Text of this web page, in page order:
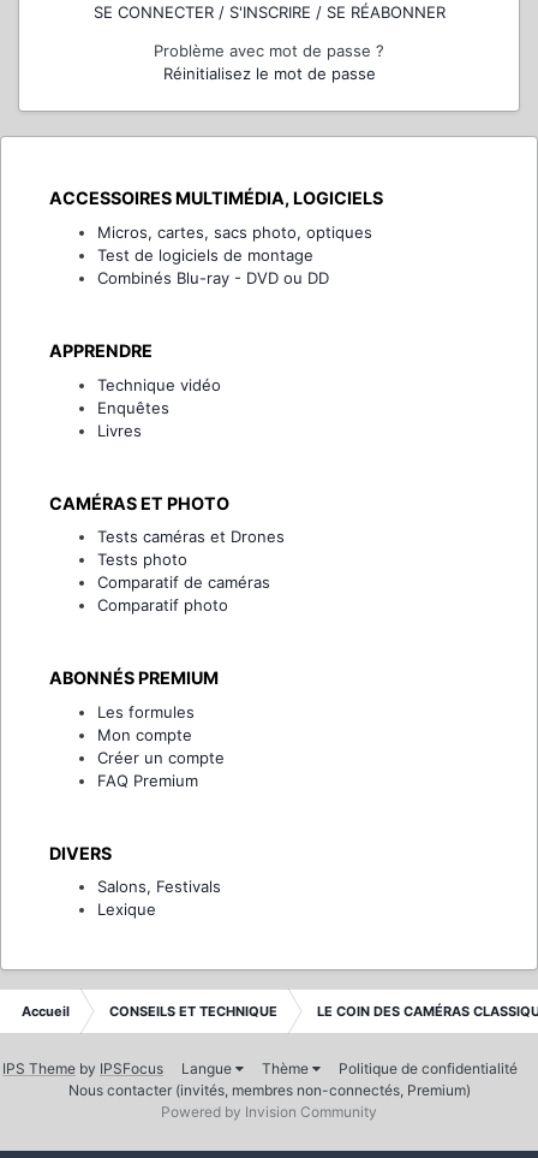
SE CONNECTER / S'INSCRIRE / SE RÉABONNER
Problème avec mot de passe ?
Réinitialisez le mot de passe
ACCESSOIRES MULTIMÉDIA, LOGICIELS
Micros, cartes, sacs photo, optiques
Test de logiciels de montage
Combinés Blu-ray - DVD ou DD
APPRENDRE
Technique vidéo
Enquêtes
Livres
CAMÉRAS ET PHOTO
Tests caméras et Drones
Tests photo
Comparatif de caméras
Comparatif photo
ABONNÉS PREMIUM
Les formules
Mon compte
Créer un compte
FAQ Premium
DIVERS
Salons, Festivals
Lexique
Accueil CONSEILS ET TECHNIQUE LE COIN DES CAMÉRAS
IPS Theme by IPSFocus Langue Thème
Politique de confidentialité
Nous contacter (invités, membres non-connectés, Premium)
Powered by Invision Community